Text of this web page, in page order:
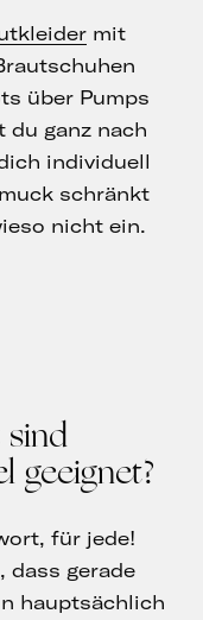
mit
über Pumps
du ganz nach
individuell
schränkt
nicht ein.
sind
geeignet?
für jede!
dass gerade
hauptsächlich